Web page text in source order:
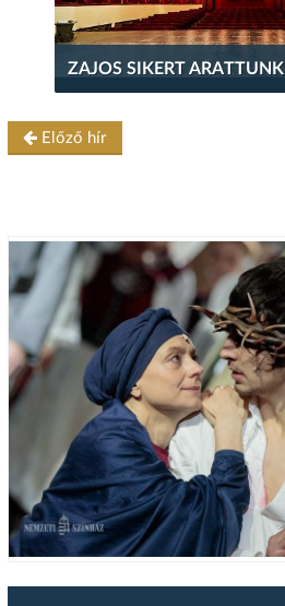
ZAJOS SIKERT ARATTUNK
Előző hír